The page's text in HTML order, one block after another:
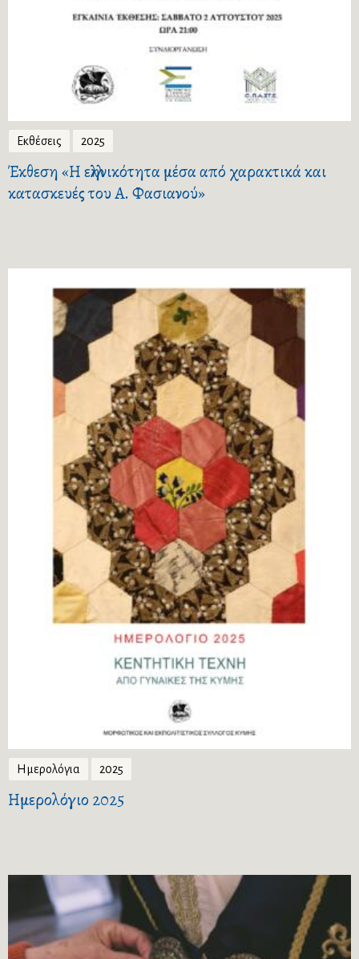
Εκθέσεις 2025
Έκθεση «Η ελληνικότητα μέσα από χαρακτικά και
κατασκευές του Α. Φασιανού»
Ημερολόγια 2025
Ημερολόγιο 2025